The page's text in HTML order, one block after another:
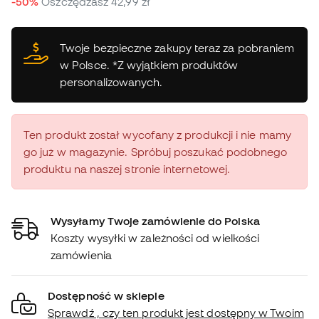
Twoje bezpieczne zakupy teraz za pobraniem
w Polsce. *Z wyjątkiem produktów
personalizowanych.
Ten produkt został wycofany z produkcji i nie mamy
go już w magazynie. Spróbuj poszukać podobnego
produktu na naszej stronie internetowej.
Wysyłamy Twoje zamówienie do Polska
Koszty wysyłki w zależności od wielkości
zamówienia
Dostępność w sklepie
Sprawdź , czy ten produkt jest dostępny w Twoim